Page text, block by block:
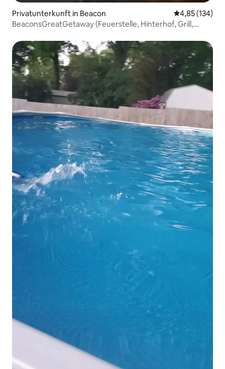
Privatunterkunft in Beacon
4,85 (134)
BeaconsGreatGetaway (Feuerstelle, Hinterhof, Grill,